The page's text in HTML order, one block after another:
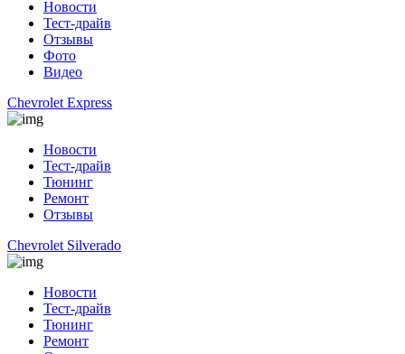
Новости
Тест-драйв
Отзывы
Фото
Видео
Chevrolet Express
Новости
Тест-драйв
Тюнинг
Ремонт
Отзывы
Chevrolet Silverado
Новости
Тест-драйв
Тюнинг
Ремонт